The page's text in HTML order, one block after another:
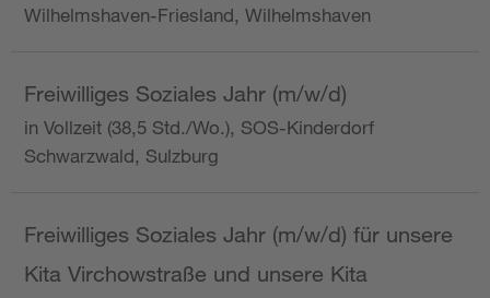
Wilhelmshaven-Friesland, Wilhelmshaven
Freiwilliges Soziales Jahr (m/w/d)
in Vollzeit (38,5 Std./Wo.), SOS-Kinderdorf
Schwarzwald, Sulzburg
Freiwilliges Soziales Jahr (m/w/d) für unsere
Kita Virchowstraße und unsere Kita